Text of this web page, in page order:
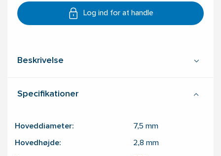
Log ind for at handle
Beskrivelse
Specifikationer
Hoveddiameter: 7,5 mm
Hovedhøjde: 2,8 mm